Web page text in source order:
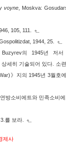
voyne , Moskva:
105, 111.
1944, 25.
의 1945년 저
세히 기술되어 있다. 소
》지의 1945년 3월호
방소비에트와 민족소비
를 보라.
제사